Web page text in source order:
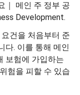
｜ 메인 주 정부 공
Development.
건을 처음부터 준
다. 이를 통해 메인
보험에 가입하는
험을 피할 수 있습